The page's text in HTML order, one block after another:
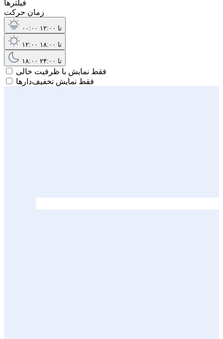
فیلترها
زمان حرکت
۰۰:۰۰ تا ۱۲:۰۰
۱۲:۰۰ تا ۱۸:۰۰
۱۸:۰۰ تا ۲۴:۰۰
فقط نمایش با ظرفیت خالی
فقط نمایش تخفیف‌دارها